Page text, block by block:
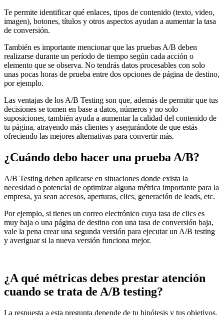
Te permite identificar qué enlaces, tipos de contenido (texto, video,
imagen), botones, títulos y otros aspectos ayudan a aumentar la tasa
de conversión.
También es importante mencionar que las pruebas A/B deben
realizarse durante un período de tiempo según cada acción o
elemento que se observa. No tendrás datos procesables con solo
unas pocas horas de prueba entre dos opciones de página de destino,
por ejemplo.
Las ventajas de los A/B Testing son que, además de permitir que tus
decisiones se tomen en base a datos, números y no solo
suposiciones, también ayuda a aumentar la calidad del contenido de
tu página, atrayendo más clientes y asegurándote de que estás
ofreciendo las mejores alternativas para convertir más.
¿Cuándo debo hacer una prueba A/B?
A/B Testing deben aplicarse en situaciones donde exista la
necesidad o potencial de optimizar alguna métrica importante para la
empresa, ya sean accesos, aperturas, clics, generación de leads, etc.
Por ejemplo, si tienes un correo electrónico cuya tasa de clics es
muy baja o una página de destino con una tasa de conversión baja,
vale la pena crear una segunda versión para ejecutar un A/B testing
y averiguar si la nueva versión funciona mejor.
¿A qué métricas debes prestar atención
cuando se trata de A/B testing?
La respuesta a esta pregunta depende de tu hipótesis y tus objetivos.